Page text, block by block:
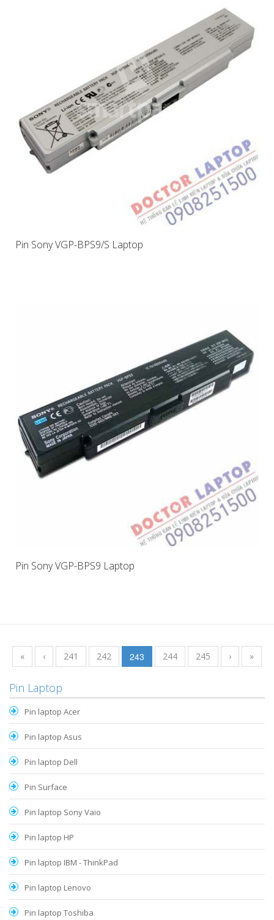
Pin Sony VGP-BPS9/S Laptop
Pin Sony VGP-BPS9 Laptop
« ‹ 241 242 243 244 245 › »
Pin Laptop
Pin laptop Acer
Pin laptop Asus
Pin laptop Dell
Pin Surface
Pin laptop Sony Vaio
Pin laptop HP
Pin laptop IBM - ThinkPad
Pin laptop Lenovo
Pin laptop Toshiba